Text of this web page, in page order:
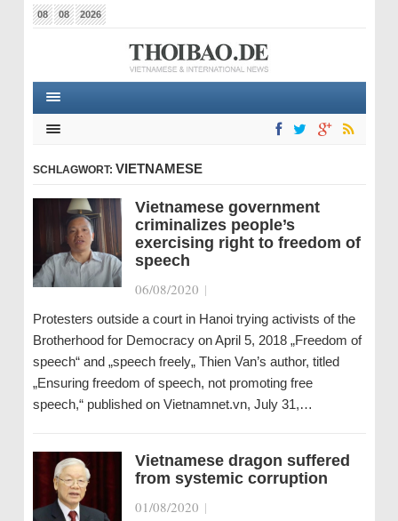
08 08 2026
SCHLAGWORT: VIETNAMESE
Vietnamese government
criminalizes people’s
exercising right to freedom of
speech
06/08/2020 |
Protesters outside a court in Hanoi trying activists of the
Brotherhood for Democracy on April 5, 2018 „Freedom of
speech“ and „speech freely„ Thien Van’s author, titled
„Ensuring freedom of speech, not promoting free
speech,“ published on Vietnamnet.vn, July 31,…
Vietnamese dragon suffered
from systemic corruption
01/08/2020 |